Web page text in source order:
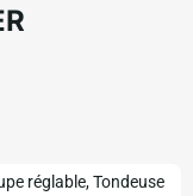
réglable,Tondeuse